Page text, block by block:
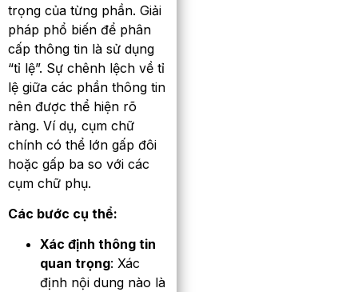
trọng của từng phần. Giải
pháp phổ biến để phân
cấp thông tin là sử dụng
“tỉ lệ”. Sự chênh lệch về tỉ
lệ giữa các phần thông tin
nên được thể hiện rõ
ràng. Ví dụ, cụm chữ
chính có thể lớn gấp đôi
hoặc gấp ba so với các
cụm chữ phụ.
Các bước cụ thể:
Xác định thông tin
quan trọng: Xác
định nội dung nào là